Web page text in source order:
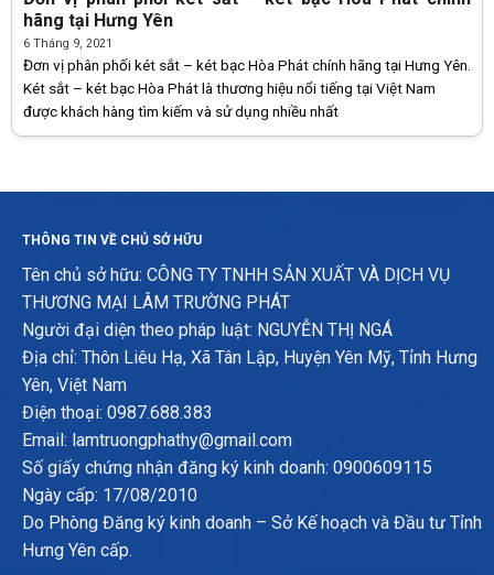
hãng tại Hưng Yên
6 Tháng 9, 2021
Đơn vị phân phối két sắt – két bạc Hòa Phát chính hãng tại Hưng Yên.
Két sắt – két bạc Hòa Phát là thương hiệu nổi tiếng tại Việt Nam
được khách hàng tìm kiếm và sử dụng nhiều nhất
THÔNG TIN VỀ CHỦ SỞ HỮU
Tên chủ sở hữu: CÔNG TY TNHH SẢN XUẤT VÀ DỊCH VỤ
THƯƠNG MẠI LÂM TRƯỜNG PHÁT
Người đại diện theo pháp luật: NGUYỄN THỊ NGÁ
Địa chỉ: Thôn Liêu Hạ, Xã Tân Lập, Huyện Yên Mỹ, Tỉnh Hưng
Yên, Việt Nam
Điện thoại: 0987.688.383
Email: lamtruongphathy@gmail.com
Số giấy chứng nhận đăng ký kinh doanh: 0900609115
Ngày cấp: 17/08/2010
Do Phòng Đăng ký kinh doanh – Sở Kế hoạch và Đầu tư Tỉnh
Hưng Yên cấp.